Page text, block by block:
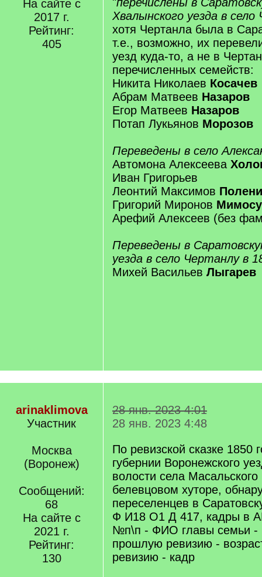
На сайте с
2017 г.
Рейтинг:
405
Хвалынского уезда в
хотя Чертанла была в
т.е., возможно, их
уезд куда-то, а не в
перечисленных семейств:
Никита Николаев Косачев
Абрам Матвеев Назаров
Егор Матвеев Назаров
Потап Лукьянов Морозов
Переведены в село
Автомона Алексеева
Иван Григорьев
Леонтий Максимов
Григорий Миронов
Арефий Алексеев (без
Переведены в
уезда в село Чертанлу в
Михей Васильев Лыгарев
arinaklimova
Участник
Москва
(Воронеж)
Сообщений:
68
На сайте с
2021 г.
Рейтинг:
130
28 янв. 2023 4:01
28 янв. 2023 4:48
По ревизской сказке 1850
губернии Воронежского
волости села Масальского
белевцовом хуторе,
переселенцев в
Ф И18 О1 Д 417, кадры в
№п\п - ФИО главы семьи -
прошлую ревизию -
ревизию - кадр